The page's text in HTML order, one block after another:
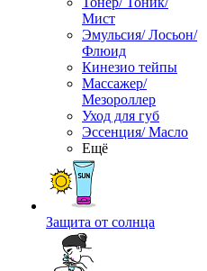
Мист
Эмульсия/ Лосьон/
Флюид
Кинезио тейпы
Массажер/
Мезороллер
Уход для губ
Эссенция/ Масло
Ещё
Защита от солнца